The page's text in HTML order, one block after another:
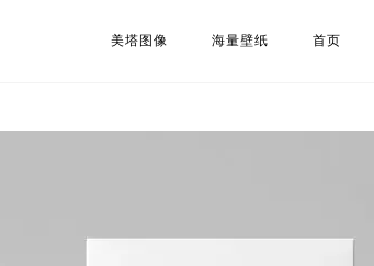
美塔图像 海量壁纸 首页